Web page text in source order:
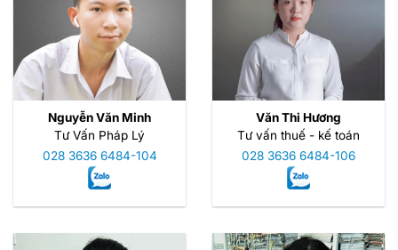
Nguyễn Văn Minh
Tư Vấn Pháp Lý
028 3636 6484-104
Văn Thi Hương
Tư vấn thuế - kế toán
028 3636 6484-106